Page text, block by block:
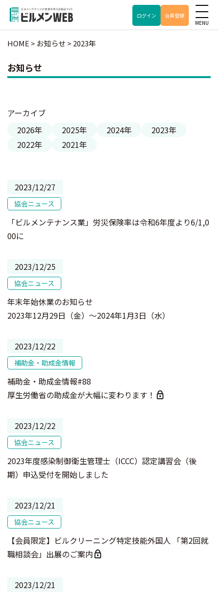
ログイン 会員登録
HOME > お知らせ > 2023年
お知らせ
アーカイブ
2026年
2025年 2024年
2023年
2022年
2021年
2023/12/27
協会ニュース
「ビルメンテナンス業」労災保険率は令和6年度より6/1,0
00に
2023/12/25
協会ニュース
年末年始休業のお知らせ
2023年12月29日（金）～2024年1月3日（水）
2023/12/22
補助金・助成金情報
補助金・助成金情報#88
厚生労働省の助成金が大幅に変わります！
2023/12/22
協会ニュース
2023年度感染制御衛生管理士（ICCC）認定講習会（後
期）申込受付を開始しました
2023/12/21
協会ニュース
【会員限定】ビルクリーニング特定技能外国人 「第2回就
職相談会」出展のご案内
2023/12/21